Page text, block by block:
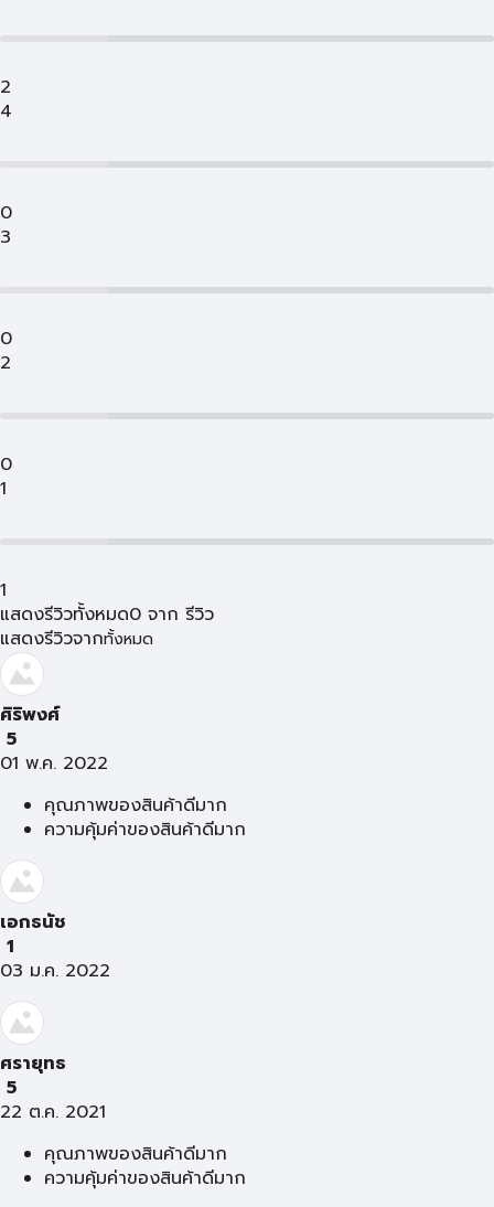
2
4
0
3
0
2
0
1
1
แสดงรีวิวทั้งหมด0 จาก รีวิว
แสดงรีวิวจากทั้งหมด
ศิริพงศ์
5
01 พ.ค. 2022
คุณภาพของสินค้าดีมาก
ความคุ้มค่าของสินค้าดีมาก
เอกธนัช
1
03 ม.ค. 2022
ศรายุทธ
5
22 ต.ค. 2021
คุณภาพของสินค้าดีมาก
ความคุ้มค่าของสินค้าดีมาก